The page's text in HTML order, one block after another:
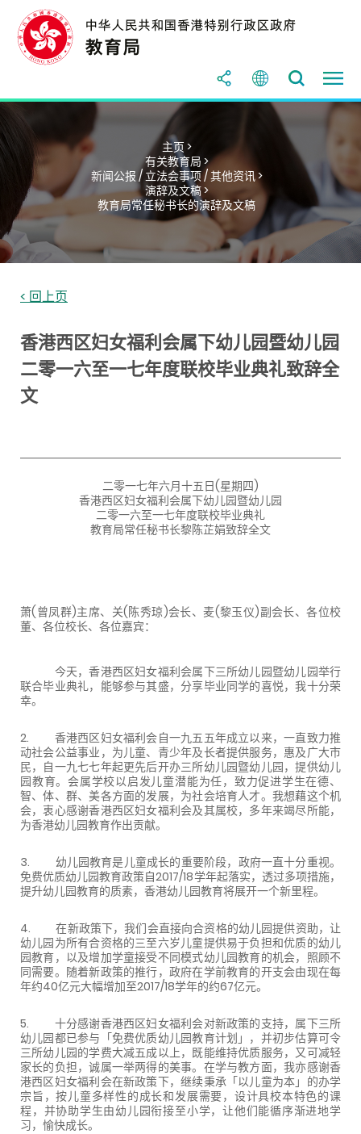
主页 >
有关教育局 >
新闻公报 / 立法会事项 / 其他资讯 >
演辞及文稿 >
教育局常任秘书长的演辞及文稿
< 回上页
香港西区妇女福利会属下幼儿园暨幼儿园
二零一六至一七年度联校毕业典礼致辞全
文
二零一七年六月十五日(星期四)
香港西区妇女福利会属下幼儿园暨幼儿园
二零一六至一七年度联校毕业典礼
教育局常任秘书长黎陈芷娟致辞全文
萧(曾凤群)主席、关(陈秀琼)会长、麦(黎玉仪)副会长、各位校
董、各位校长、各位嘉宾：
今天，香港西区妇女福利会属下三所幼儿园暨幼儿园举行
联合毕业典礼，能够参与其盛，分享毕业同学的喜悦，我十分荣
幸。
2. 香港西区妇女福利会自一九五五年成立以来，一直致力推
动社会公益事业，为儿童、青少年及长者提供服务，惠及广大市
民，自一九七七年起更先后开办三所幼儿园暨幼儿园，提供幼儿
园教育。会属学校以启发儿童潜能为任，致力促进学生在德、
智、体、群、美各方面的发展，为社会培育人才。我想藉这个机
会，衷心感谢香港西区妇女福利会及其属校，多年来竭尽所能，
为香港幼儿园教育作出贡献。
3. 幼儿园教育是儿童成长的重要阶段，政府一直十分重视。
免费优质幼儿园教育政策自2017/18学年起落实，透过多项措施，
提升幼儿园教育的质素，香港幼儿园教育将展开一个新里程。
4. 在新政策下，我们会直接向合资格的幼儿园提供资助，让
幼儿园为所有合资格的三至六岁儿童提供易于负担和优质的幼儿
园教育，以及增加学童接受不同模式幼儿园教育的机会，照顾不
同需要。随着新政策的推行，政府在学前教育的开支会由现在每
年约40亿元大幅增加至2017/18学年的约67亿元。
5. 十分感谢香港西区妇女福利会对新政策的支持，属下三所
幼儿园都已参与「免费优质幼儿园教育计划」，并初步估算可令
三所幼儿园的学费大减五成以上，既能维持优质服务，又可减轻
家长的负担，诚属一举两得的美事。在学与教方面，我亦感谢香
港西区妇女福利会在新政策下，继续秉承「以儿童为本」的办学
宗旨，按儿童多样性的成长和发展需要，设计具校本特色的课
程，并协助学生由幼儿园衔接至小学，让他们能循序渐进地学
习，愉快成长。